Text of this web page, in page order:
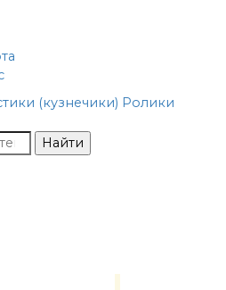
(кузнечики) Ролики
Найти